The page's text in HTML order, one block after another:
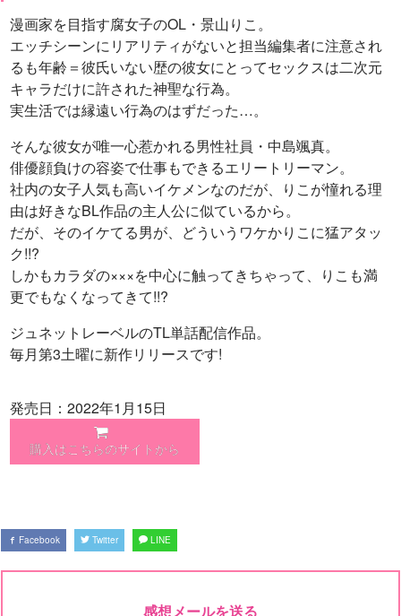
漫画家を目指す腐女子のOL・景山りこ。
エッチシーンにリアリティがないと担当編集者に注意され
るも年齢＝彼氏いない歴の彼女にとってセックスは二次元
キャラだけに許された神聖な行為。
実生活では縁遠い行為のはずだった…。
そんな彼女が唯一心惹かれる男性社員・中島颯真。
俳優顔負けの容姿で仕事もできるエリートリーマン。
社内の女子人気も高いイケメンなのだが、りこが憧れる理
由は好きなBL作品の主人公に似ているから。
だが、そのイケてる男が、どういうワケかりこに猛アタッ
ク!!?
しかもカラダの×××を中心に触ってきちゃって、りこも満
更でもなくなってきて!!?
ジュネットレーベルのTL単話配信作品。
毎月第3土曜に新作リリースです!
発売日：2022年1月15日
購入はこちらのサイトから
Facebook Twitter LINE
感想メールを送る